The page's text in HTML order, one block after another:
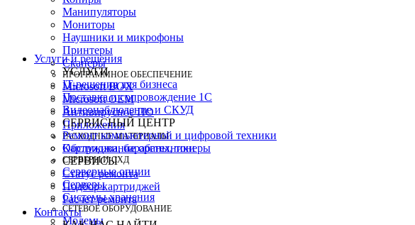
Манипуляторы
Мониторы
Наушники и микрофоны
Принтеры
Сканеры
ПРОГРАММНОЕ ОБЕСПЕЧЕНИЕ
Microsoft BOX
Microsoft OEM
Антивирусное ПО
Приложения
РАСХОДНЫЕ МАТЕРИАЛЫ
Картриджи, барабаны, тонеры
СЕРВЕРЫ И СХД
Серверные опции
Серверы
Системы хранения
СЕТЕВОЕ ОБОРУДОВАНИЕ
Модемы
Услуги и решения
УСЛУГИ
IT-решения для бизнеса
Поставка и сопровождение 1C
Видеонаблюдение и СКУД
СЕРВИСНЫЙ ЦЕНТР
Ремонт компьютерной и цифровой техники
Обслуживание оргтехники
СЕРВИСЫ
Статус ремонта
Подбор картриджей
Расчет ремонта
Контакты